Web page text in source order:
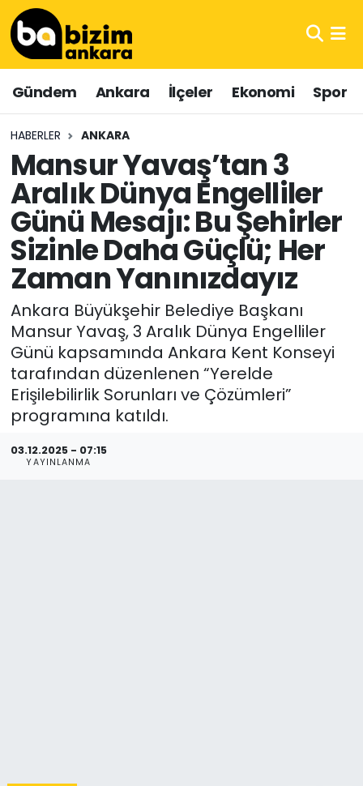
Gündem Ankara İlçeler Ekonomi Spor
HABERLER ANKARA
Mansur Yavaş’tan 3
Aralık Dünya Engelliler
Günü Mesajı: Bu Şehirler
Sizinle Daha Güçlü; Her
Zaman Yanınızdayız
Ankara Büyükşehir Belediye Başkanı
Mansur Yavaş, 3 Aralık Dünya Engelliler
Günü kapsamında Ankara Kent Konseyi
tarafından düzenlenen “Yerelde
Erişilebilirlik Sorunları ve Çözümleri”
programına katıldı.
03.12.2025 - 07:15
YAYINLANMA
Hava Durumu
Trafik Durumu
Süper Lig Puan Durumu ve Fikstür
Tüm Manşetler
Son Dakika Haberleri
Haber Arşivi